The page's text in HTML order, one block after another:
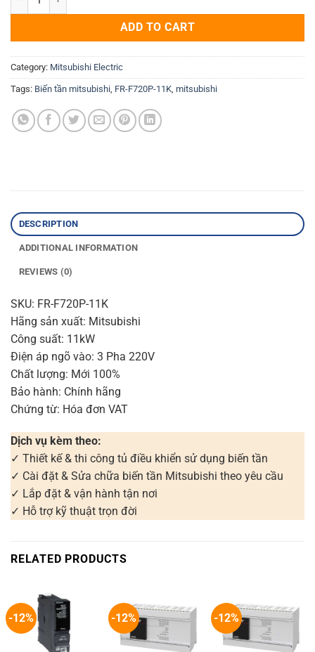
ADD TO CART
Category: Mitsubishi Electric
Tags: Biến tần mitsubishi FR-F720P-11K mitsubishi
DESCRIPTION
ADDITIONAL INFORMATION
REVIEWS (0)
SKU: FR-F720P-11K
Hãng sản xuất: Mitsubishi
Công suất: 11kW
Điện áp ngõ vào: 3 Pha 220V
Chất lượng: Mới 100%
Bảo hành: Chính hãng
Chứng từ: Hóa đơn VAT
Dịch vụ kèm theo:
✓ Thiết kế & thi công tủ điều khiển sử dụng biến tần
✓ Cài đặt & Sửa chữa biến tần Mitsubishi theo yêu cầu
✓ Lắp đặt & vận hành tận nơi
✓ Hỗ trợ kỹ thuật trọn đời
RELATED PRODUCTS
-12% -12% -12%